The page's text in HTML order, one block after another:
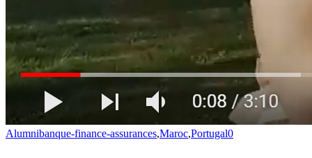
Alumnibanque-finance-assurances,Maroc,Portugal0